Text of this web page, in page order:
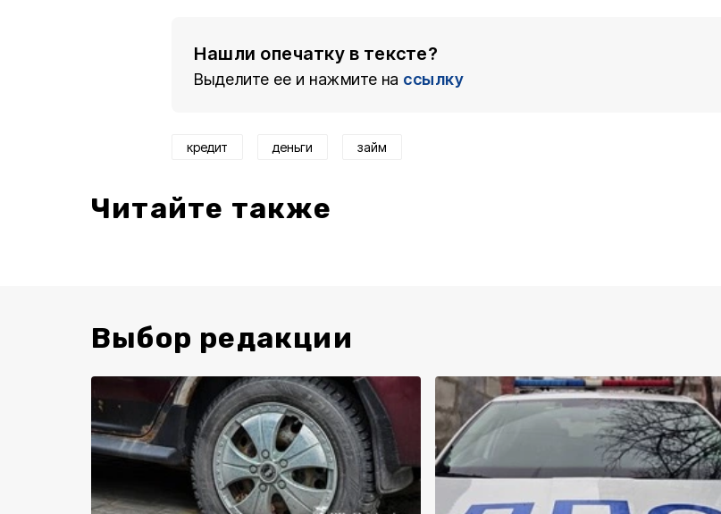
Нашли опечатку в тексте?
Выделите ее и нажмите на ссылку
кредит деньги займ
Читайте также
Выбор редакции